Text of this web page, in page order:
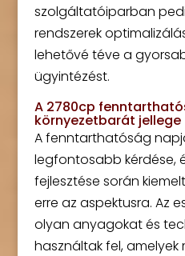
szolgáltatóiparban
rendszerek
lehetővé téve a
ügyintézést.
A 2780cp
környezetbarát jellege
A fenntarthatóság
legfontosabb kérdése,
fejlesztése során
erre az aspektusra. Az
olyan anyagokat és
használtak fel, amelyek